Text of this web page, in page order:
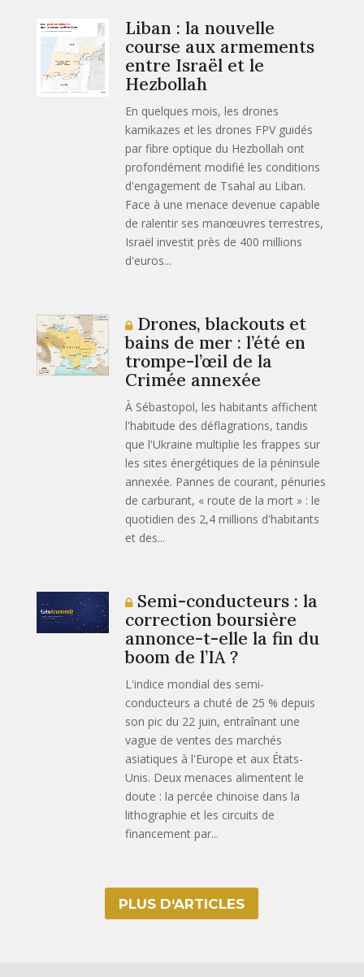
Liban : la nouvelle
course aux armements
entre Israël et le
Hezbollah
En quelques mois, les drones
kamikazes et les drones FPV guidés
par fibre optique du Hezbollah ont
profondément modifié les conditions
d'engagement de Tsahal au Liban.
Face à une menace devenue capable
de ralentir ses manœuvres terrestres,
Israël investit près de 400 millions
d'euros...
Drones, blackouts et
bains de mer : l’été en
trompe-l’œil de la
Crimée annexée
À Sébastopol, les habitants affichent
l'habitude des déflagrations, tandis
que l'Ukraine multiplie les frappes sur
les sites énergétiques de la péninsule
annexée. Pannes de courant, pénuries
de carburant, « route de la mort » : le
quotidien des 2,4 millions d'habitants
et des...
Semi-conducteurs : la
correction boursière
annonce-t-elle la fin du
boom de l’IA ?
L'indice mondial des semi-
conducteurs a chuté de 25 % depuis
son pic du 22 juin, entraînant une
vague de ventes des marchés
asiatiques à l'Europe et aux États-
Unis. Deux menaces alimentent le
doute : la percée chinoise dans la
lithographie et les circuits de
financement par...
PLUS D‘ARTICLES